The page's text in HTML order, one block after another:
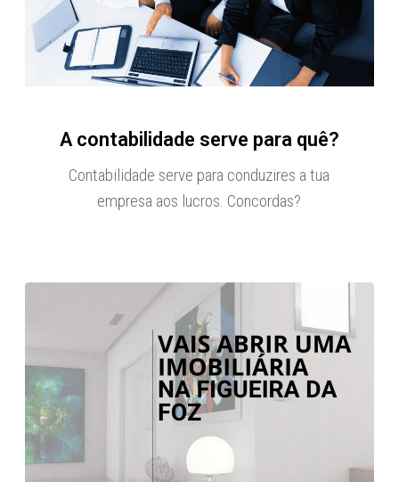
A contabilidade serve para quê?
Contabilidade serve para conduzires a tua
empresa aos lucros. Concordas?